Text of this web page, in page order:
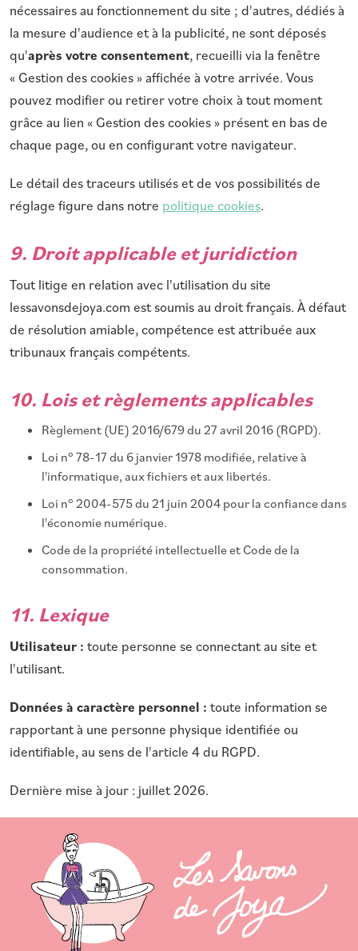
nécessaires au fonctionnement du site ; d'autres, dédiés à
la mesure d'audience et à la publicité, ne sont déposés
qu'après votre consentement, recueilli via la fenêtre
« Gestion des cookies » affichée à votre arrivée. Vous
pouvez modifier ou retirer votre choix à tout moment
grâce au lien « Gestion des cookies » présent en bas de
chaque page, ou en configurant votre navigateur.
Le détail des traceurs utilisés et de vos possibilités de
réglage figure dans notre politique cookies.
9. Droit applicable et juridiction
Tout litige en relation avec l'utilisation du site
lessavonsdejoya.com est soumis au droit français. À défaut
de résolution amiable, compétence est attribuée aux
tribunaux français compétents.
10. Lois et règlements applicables
Règlement (UE) 2016/679 du 27 avril 2016 (RGPD).
Loi n° 78-17 du 6 janvier 1978 modifiée, relative à
l'informatique, aux fichiers et aux libertés.
Loi n° 2004-575 du 21 juin 2004 pour la confiance dans
l'économie numérique.
Code de la propriété intellectuelle et Code de la
consommation.
11. Lexique
Utilisateur : toute personne se connectant au site et
l'utilisant.
Données à caractère personnel : toute information se
rapportant à une personne physique identifiée ou
identifiable, au sens de l'article 4 du RGPD.
Dernière mise à jour : juillet 2026.